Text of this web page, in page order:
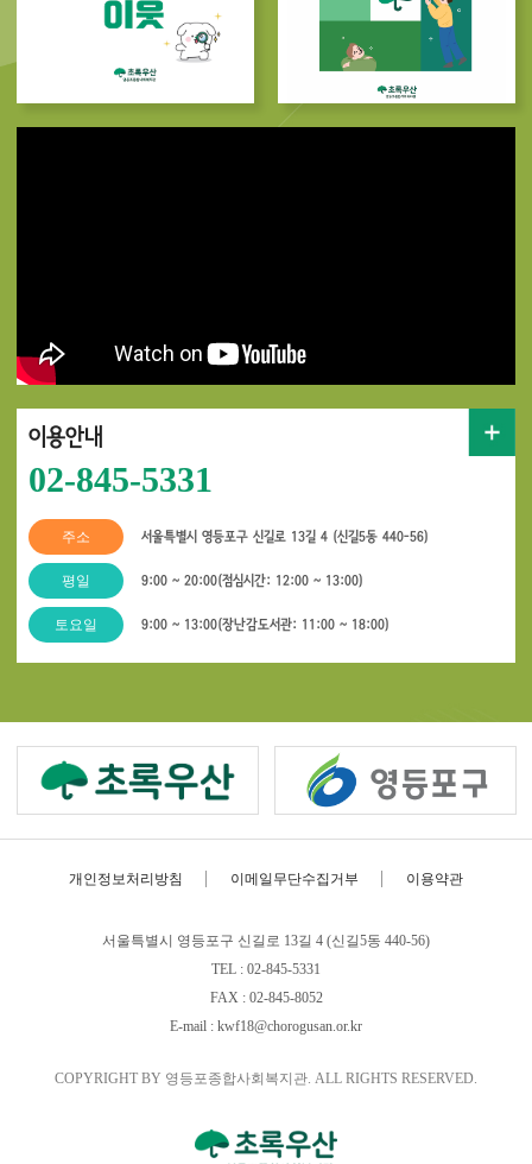
이용안내
02-845-5331
주소 서울특별시 영등포구 신길로 13길 4 (신길5동 440-56)
평일 9:00 ~ 20:00(점심시간: 12:00 ~ 13:00)
토요일 9:00 ~ 13:00(장난감도서관: 11:00 ~ 18:00)
개인정보처리방침 이메일무단수집거부 이용약관
서울특별시 영등포구 신길로 13길 4 (신길5동 440-56)
TEL : 02-845-5331
FAX : 02-845-8052
E-mail : kwf18@chorogusan.or.kr
COPYRIGHT BY 영등포종합사회복지관. ALL RIGHTS RESERVED.